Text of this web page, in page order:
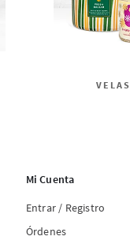
VELAS
Mi Cuenta
Entrar / Registro
Órdenes